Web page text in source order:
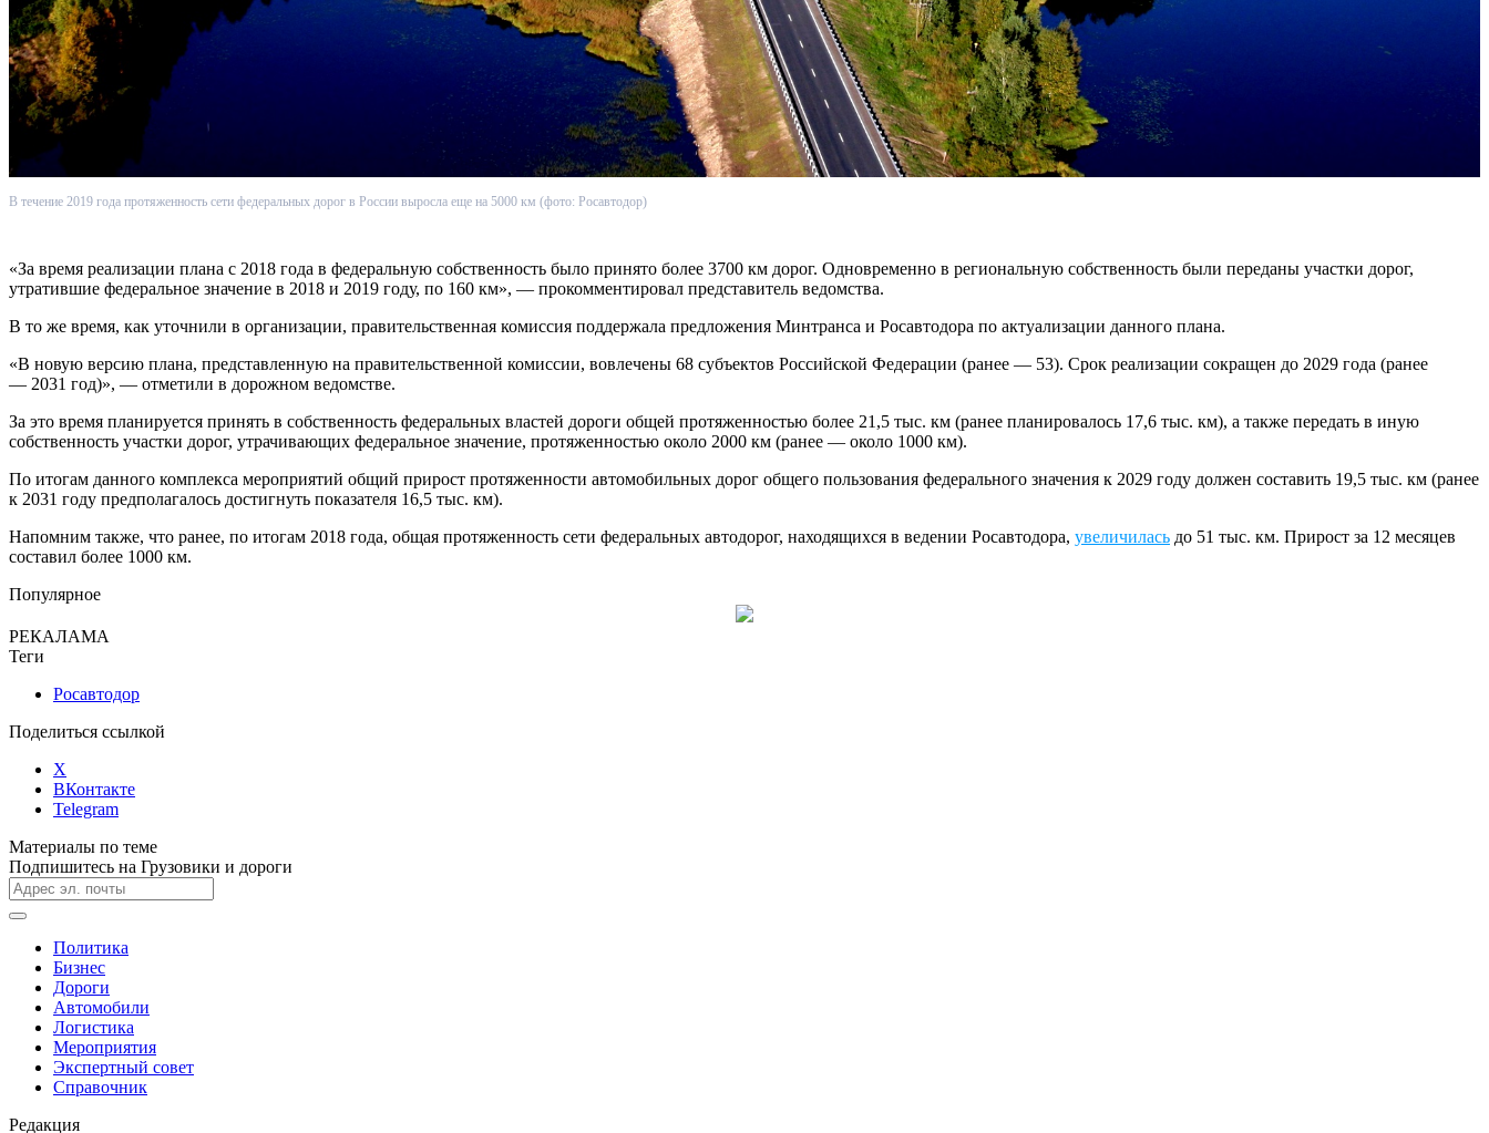
В течение 2019 года протяженность сети федеральных дорог в России выросла еще на 5000 км (фото: Росавтодор)
«За время реализации плана с 2018 года в федеральную собственность было принято более 3700 км дорог. Одновременно в региональную собственность были переданы участки дорог,
утратившие федеральное значение в 2018 и 2019 году, по 160 км», — прокомментировал представитель ведомства.
В то же время, как уточнили в организации, правительственная комиссия поддержала предложения Минтранса и Росавтодора по актуализации данного плана.
«В новую версию плана, представленную на правительственной комиссии, вовлечены 68 субъектов Российской Федерации (ранее — 53). Срок реализации сокращен до 2029 года (ранее
— 2031 год)», — отметили в дорожном ведомстве.
За это время планируется принять в собственность федеральных властей дороги общей протяженностью более 21,5 тыс. км (ранее планировалось 17,6 тыс. км), а также передать в иную
собственность участки дорог, утрачивающих федеральное значение, протяженностью около 2000 км (ранее — около 1000 км).
По итогам данного комплекса мероприятий общий прирост протяженности автомобильных дорог общего пользования федерального значения к 2029 году должен составить 19,5 тыс. км (ранее
к 2031 году предполагалось достигнуть показателя 16,5 тыс. км).
Напомним также, что ранее, по итогам 2018 года, общая протяженность сети федеральных автодорог, находящихся в ведении Росавтодора, увеличилась до 51 тыс. км. Прирост за 12 месяцев
составил более 1000 км.
Популярное
РЕКАЛАМА
Теги
Росавтодор
Поделиться ссылкой
X
ВКонтакте
Telegram
Материалы по теме
Подпишитесь на Грузовики и дороги
Политика
Бизнес
Дороги
Автомобили
Логистика
Мероприятия
Экспертный совет
Справочник
Редакция